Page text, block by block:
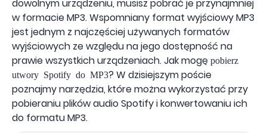
dowolnym urządzeniu, musisz pobrać je przynajmniej
w formacie MP3. Wspomniany format wyjściowy MP3
jest jednym z najczęściej używanych formatów
wyjściowych ze względu na jego dostępność na
prawie wszystkich urządzeniach. Jak mogę pobierz
utwory Spotify do MP3? W dzisiejszym poście
poznajmy narzędzia, które można wykorzystać przy
pobieraniu plików audio Spotify i konwertowaniu ich
do formatu MP3.